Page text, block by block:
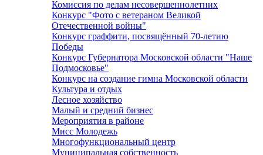
Комиссия по делам несовершеннолетних
Конкурс "Фото с ветераном Великой
Отечественной войны"
Конкурс граффити, посвящённый 70-летию
Победы
Конкурс Губернатора Московской области "Наше
Подмосковье"
Конкурс на создание гимна Московской области
Культура и отдых
Лесное хозяйство
Малый и средний бизнес
Мероприятия в районе
Мисс Молодежь
Многофункциональный центр
Муниципальная собственность